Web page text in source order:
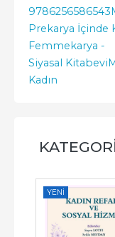
9786256586543
Prekarya İçinde
Femmekarya -
Siyasal Kitabevi
Kadın
YENI